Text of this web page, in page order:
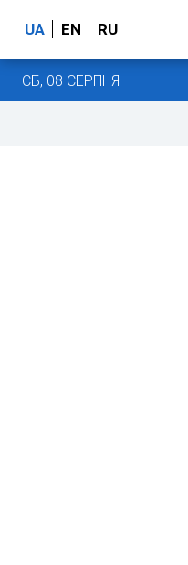
UA EN RU
СБ, 08 СЕРПНЯ